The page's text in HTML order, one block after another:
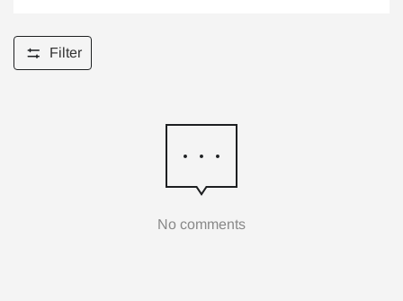
Filter
No comments